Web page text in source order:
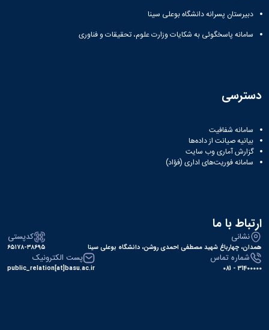
دبیرستان پسرانه دانشگاه بوعلی سینا
سامانه پاسخگوئی به شکایات وزارت علوم، تحقیقات و فناوری
دسترسی
سامانه شفافیت
بیانیه صیانت از داده‌ها
گزارش آماری وب‌ سایت
سامانه فوریت‌های اداری (فؤاد)
ارتباط با ما
نشانی
همدان، چهارباغ شهید مصطفی احمدی روشن، دانشگاه بوعلی سینا
کدپستی
۶۵۱۷۸-۳۸۶۹۵
شماره تماس
31400000 - 081
پست الکترونیک
public_relation[at]basu.ac.ir